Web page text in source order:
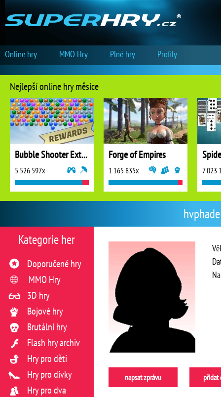
napsat zprávu přidat
Kategorie her
Doporučené hry
MMO Hry
3D hry
Bojové hry
Brutální hry
Flash hry archiv
Hry pro děti
Hry pro dívky
Hry pro dva
Nejlepší online hry měsíce
Bubble Shooter Extreme
5 526 597x
Forge of Empires
1 165 835x 7 023
Online hry MMO Hry Plné hry Profily